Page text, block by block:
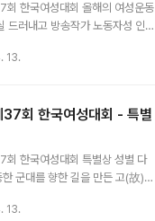
한국여성대회 올해의 여성운동
드러내고 방송작가 노동자성 인
양한 매체의 프로그램이 제작·방
에는 개별화되고 파편화되어 있는
이 존재한다. 노동자의 다수가 2
방송작가 직군의 특성을 고려하
한 권리찾기 운동은 곧 여성노
다. 여성이 많이 존재하는 직업의
사소화하는 성차별적 사회구조
13.
회 한국여성대회 - 특별
한국여성대회 특별상 성별 다
군대를 향한 길을 만든 고(故)
수행할 수 있었으면 합니다. 제가
13.